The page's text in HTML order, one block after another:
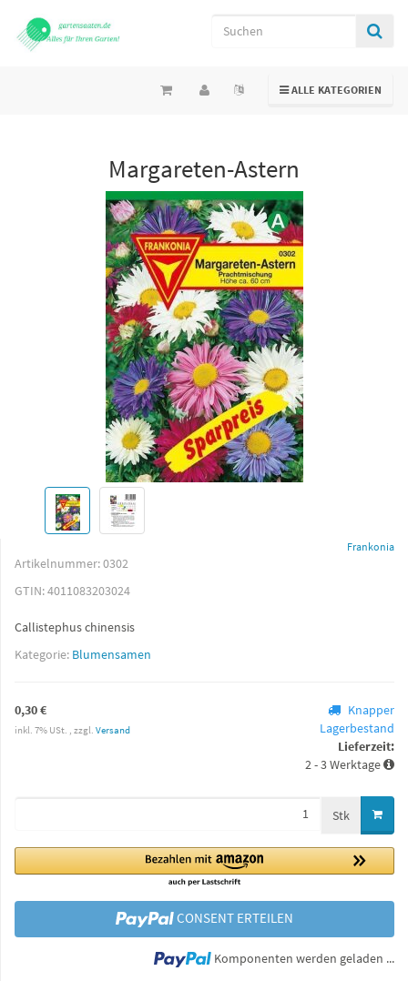
TOGGLE NAVIGATION
ALLE KATEGORIEN
Margareten-Astern
Frankonia
Artikelnummer:0302
GTIN:4011083203024
Callistephus chinensis
Kategorie: Blumensamen
0,30 €
inkl. 7% USt. , zzgl. Versand
Knapper
Lagerbestand
Lieferzeit:
2 - 3 Werktage
Stk
CONSENT ERTEILEN
Komponenten werden geladen ...